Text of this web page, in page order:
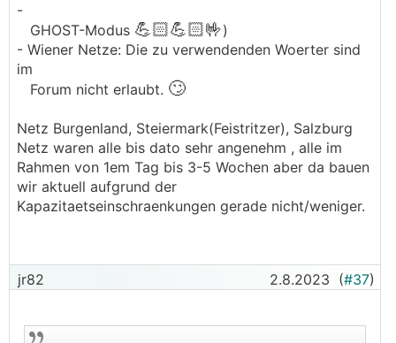
-
GHOST-Modus 💪🏻💪🏻🤟)
- Wiener Netze: Die zu verwendenden Woerter sind
im
Forum nicht erlaubt. 🙄
Netz Burgenland, Steiermark(Feistritzer), Salzburg
Netz waren alle bis dato sehr angenehm , alle im
Rahmen von 1em Tag bis 3-5 Wochen aber da bauen
wir aktuell aufgrund der
Kapazitaetseinschraenkungen gerade nicht/weniger.
jr82 2.8.2023 (#37)